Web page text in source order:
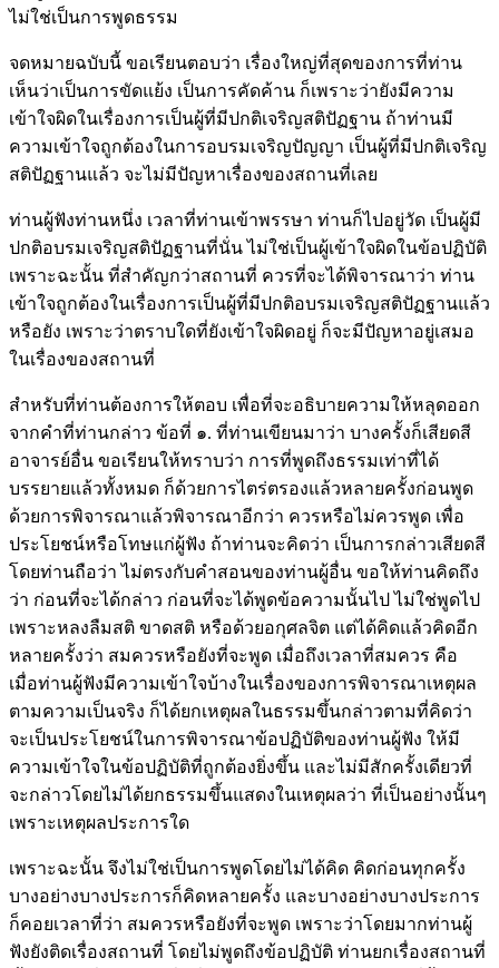
ไม่ใช่เป็นการพูดธรรม
จดหมายฉบับนี้ ขอเรียนตอบว่า เรื่องใหญ่ที่สุดของการที่ท่าน
เห็นว่าเป็นการขัดแย้ง เป็นการคัดค้าน ก็เพราะว่ายังมีความ
เข้าใจผิดในเรื่องการเป็นผู้ที่มีปกติเจริญสติปัฏฐาน ถ้าท่านมี
ความเข้าใจถูกต้องในการอบรมเจริญปัญญา เป็นผู้ที่มีปกติเจริญ
สติปัฏฐานแล้ว จะไม่มีปัญหาเรื่องของสถานที่เลย
ท่านผู้ฟังท่านหนึ่ง เวลาที่ท่านเข้าพรรษา ท่านก็ไปอยู่วัด เป็นผู้มี
ปกติอบรมเจริญสติปัฏฐานที่นั่น ไม่ใช่เป็นผู้เข้าใจผิดในข้อปฏิบัติ
เพราะฉะนั้น ที่สำคัญกว่าสถานที่ ควรที่จะได้พิจารณาว่า ท่าน
เข้าใจถูกต้องในเรื่องการเป็นผู้ที่มีปกติอบรมเจริญสติปัฏฐานแล้ว
หรือยัง เพราะว่าตราบใดที่ยังเข้าใจผิดอยู่ ก็จะมีปัญหาอยู่เสมอ
ในเรื่องของสถานที่
สำหรับที่ท่านต้องการให้ตอบ เพื่อที่จะอธิบายความให้หลุดออก
จากคำที่ท่านกล่าว ข้อที่ ๑. ที่ท่านเขียนมาว่า บางครั้งก็เสียดสี
อาจารย์อื่น ขอเรียนให้ทราบว่า การที่พูดถึงธรรมเท่าที่ได้
บรรยายแล้วทั้งหมด ก็ด้วยการไตร่ตรองแล้วหลายครั้งก่อนพูด
ด้วยการพิจารณาแล้วพิจารณาอีกว่า ควรหรือไม่ควรพูด เพื่อ
ประโยชน์หรือโทษแก่ผู้ฟัง ถ้าท่านจะคิดว่า เป็นการกล่าวเสียดสี
โดยท่านถือว่า ไม่ตรงกับคำสอนของท่านผู้อื่น ขอให้ท่านคิดถึง
ว่า ก่อนที่จะได้กล่าว ก่อนที่จะได้พูดข้อความนั้นไป ไม่ใช่พูดไป
เพราะหลงลืมสติ ขาดสติ หรือด้วยอกุศลจิต แต่ได้คิดแล้วคิดอีก
หลายครั้งว่า สมควรหรือยังที่จะพูด เมื่อถึงเวลาที่สมควร คือ
เมื่อท่านผู้ฟังมีความเข้าใจบ้างในเรื่องของการพิจารณาเหตุผล
ตามความเป็นจริง ก็ได้ยกเหตุผลในธรรมขึ้นกล่าวตามที่คิดว่า
จะเป็นประโยชน์ในการพิจารณาข้อปฏิบัติของท่านผู้ฟัง ให้มี
ความเข้าใจในข้อปฏิบัติที่ถูกต้องยิ่งขึ้น และไม่มีสักครั้งเดียวที่
จะกล่าวโดยไม่ได้ยกธรรมขึ้นแสดงในเหตุผลว่า ที่เป็นอย่างนั้นๆ
เพราะเหตุผลประการใด
เพราะฉะนั้น จึงไม่ใช่เป็นการพูดโดยไม่ได้คิด คิดก่อนทุกครั้ง
บางอย่างบางประการก็คิดหลายครั้ง และบางอย่างบางประการ
ก็คอยเวลาที่ว่า สมควรหรือยังที่จะพูด เพราะว่าโดยมากท่านผู้
ฟังยังติดเรื่องสถานที่ โดยไม่พูดถึงข้อปฏิบัติ ท่านยกเรื่องสถานที่